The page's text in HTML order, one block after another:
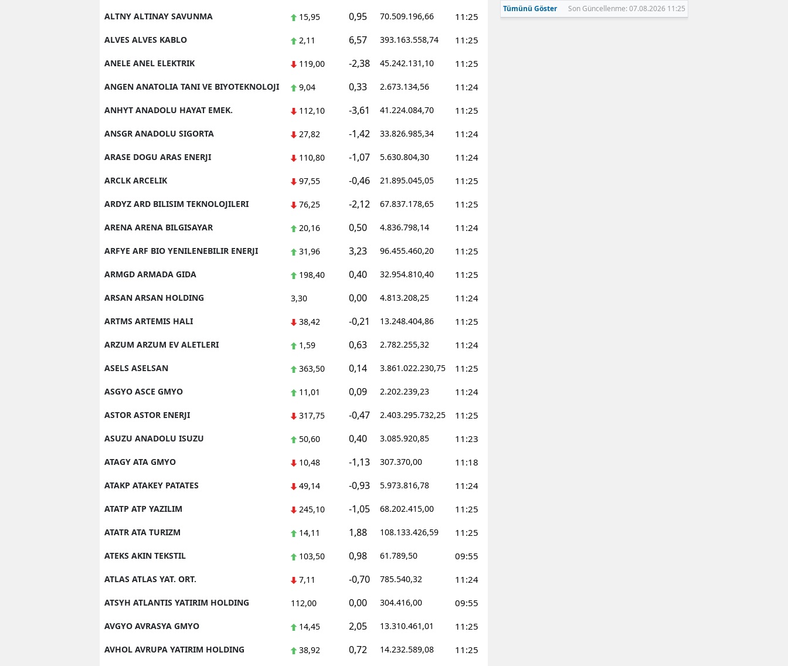
ALTNY ALTINAY SAVUNMA 15,95 0,95 70.509.196,66 11:25
ALVES ALVES KABLO 2,11 6,57 393.163.558,74 11:25
ANELE ANEL ELEKTRIK 119,00 -2,38 45.242.131,10 11:25
ANGEN ANATOLIA TANI VE BIYOTEKNOLOJI 9,04 0,33 2.673.134,56 11:24
ANHYT ANADOLU HAYAT EMEK. 112,10 -3,61 41.224.084,70 11:25
ANSGR ANADOLU SIGORTA 27,82 -1,42 33.826.985,34 11:24
ARASE DOGU ARAS ENERJI 110,80 -1,07 5.630.804,30 11:24
ARCLK ARCELIK 97,55 -0,46 21.895.045,05 11:25
ARDYZ ARD BILISIM TEKNOLOJILERI 76,25 -2,12 67.837.178,65 11:25
ARENA ARENA BILGISAYAR 20,16 0,50 4.836.798,14 11:24
ARFYE ARF BIO YENILENEBILIR ENERJI 31,96 3,23 96.455.460,20 11:25
ARMGD ARMADA GIDA 198,40 0,40 32.954.810,40 11:25
ARSAN ARSAN HOLDING 3,30 0,00 4.813.208,25 11:24
ARTMS ARTEMIS HALI 38,42 -0,21 13.248.404,86 11:25
ARZUM ARZUM EV ALETLERI 1,59 0,63 2.782.255,32 11:24
ASELS ASELSAN 363,50 0,14 3.861.022.230,75 11:25
ASGYO ASCE GMYO 11,01 0,09 2.202.239,23 11:24
ASTOR ASTOR ENERJI 317,75 -0,47 2.403.295.732,25 11:25
ASUZU ANADOLU ISUZU 50,60 0,40 3.085.920,85 11:23
ATAGY ATA GMYO 10,48 -1,13 307.370,00 11:18
ATAKP ATAKEY PATATES 49,14 -0,93 5.973.816,78 11:24
ATATP ATP YAZILIM 245,10 -1,05 68.202.415,00 11:25
ATATR ATA TURIZM 14,11 1,88 108.133.426,59 11:25
ATEKS AKIN TEKSTIL 103,50 0,98 61.789,50 09:55
ATLAS ATLAS YAT. ORT. 7,11 -0,70 785.540,32 11:24
ATSYH ATLANTIS YATIRIM HOLDING 112,00 0,00 304.416,00 09:55
AVGYO AVRASYA GMYO 14,45 2,05 13.310.461,01 11:25
AVHOL AVRUPA YATIRIM HOLDING 38,92 0,72 14.232.589,08 11:25
Tümünü Göster Son Güncellenme: 07.08.2026 11:25